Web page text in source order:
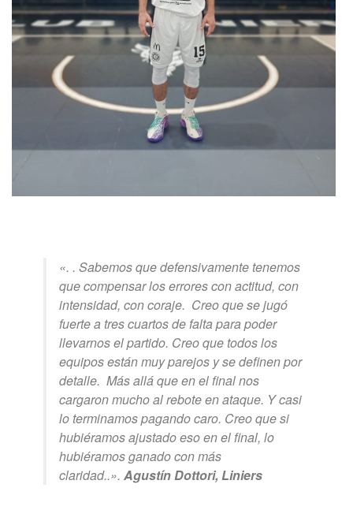
«. . Sabemos que defensivamente tenemos
que compensar los errores con actitud, con
intensidad, con coraje. Creo que se jugó
fuerte a tres cuartos de falta para poder
llevarnos el partido. Creo que todos los
equipos están muy parejos y se definen por
detalle. Más allá que en el final nos
cargaron mucho al rebote en ataque. Y casi
lo terminamos pagando caro. Creo que si
hubiéramos ajustado eso en el final, lo
hubiéramos ganado con más
claridad..». Agustín Dottori, Liniers